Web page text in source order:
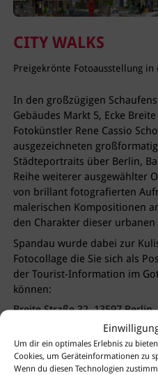
Um dir ein optimales Erlebnis zu
Cookies, um Geräteinformationen zu
Wenn du diesen Technologien
CITY WALKS
Preigekrönte Fotoausstellung in
In den großzügigen
Gebäudes Markt 5, Ecke
Fotokünstler Rene Cassio
ausgezeichneten
Städteportraits über Berlin,
Reihe weiterer ausgewählter
von brillant fotografierten
malerischen Kompositionen
den Charakter dieser
Spandau wurde dabei zur
Fotocollage die Sie sich als
der Tourist-Information im
können:
Breite Straße 32, 13597 Berlin
Montag-Samstag von 10.00-
Darüber hinaus sind die
dauerhaft als